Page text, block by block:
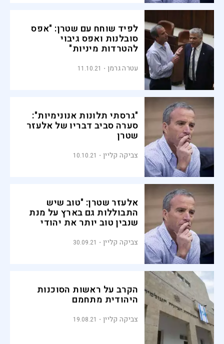
לפיד שוחח עם שטרן: "אפס
סובלנות ואפס גיבוי
להטרדות מיניות"
עטרה גרמן 11.10.21
"גרסתי תלונות אנונימיות":
סערה סביב דבריו של אלעזר
שטרן
צביקה קליין 10.10.21
אלעזר שטרן: "טוב שיש
התבוללות גם בארץ על מנת
שנבין טוב יותר את יהודי
צביקה קליין 30.09.21
הקרב על ראשות הסוכנות
היהודית מתחמם
צביקה קליין 19.08.21